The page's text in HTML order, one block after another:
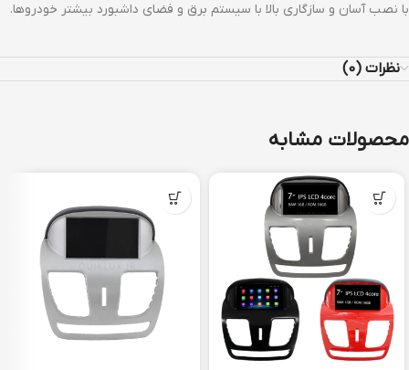
با نصب آسان و سازگاری بالا با سیستم برق و فضای داشبورد بیشتر خودروها.
نظرات (0)
محصولات مشابه